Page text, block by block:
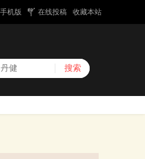
手机版 在线投稿 收藏本站